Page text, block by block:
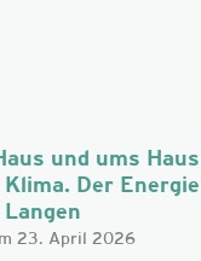
und ums
Der
23. April 2026